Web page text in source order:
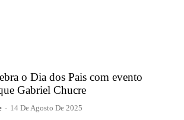
o Dia dos Pais com evento
Gabriel Chucre
- 14 De Agosto De 2025